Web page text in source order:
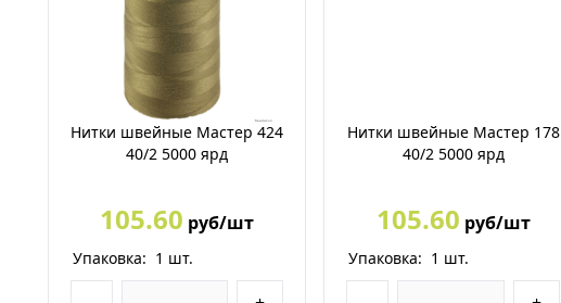
Нитки швейные Мастер 424
40/2 5000 ярд
105.60 руб/шт
Упаковка: 1 шт.
Нитки швейные Мастер 178
40/2 5000 ярд
105.60 руб/шт
Упаковка: 1 шт.